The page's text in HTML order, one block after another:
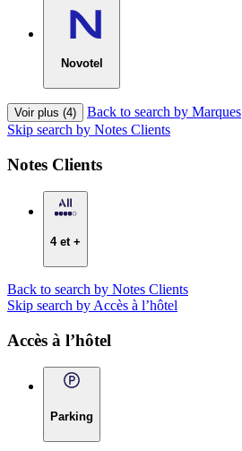
Novotel
Voir plus (4)
Back to search by Marques
Skip search by Notes Clients
Notes Clients
4 et +
Back to search by Notes Clients
Skip search by Accès à l’hôtel
Accès à l’hôtel
Parking